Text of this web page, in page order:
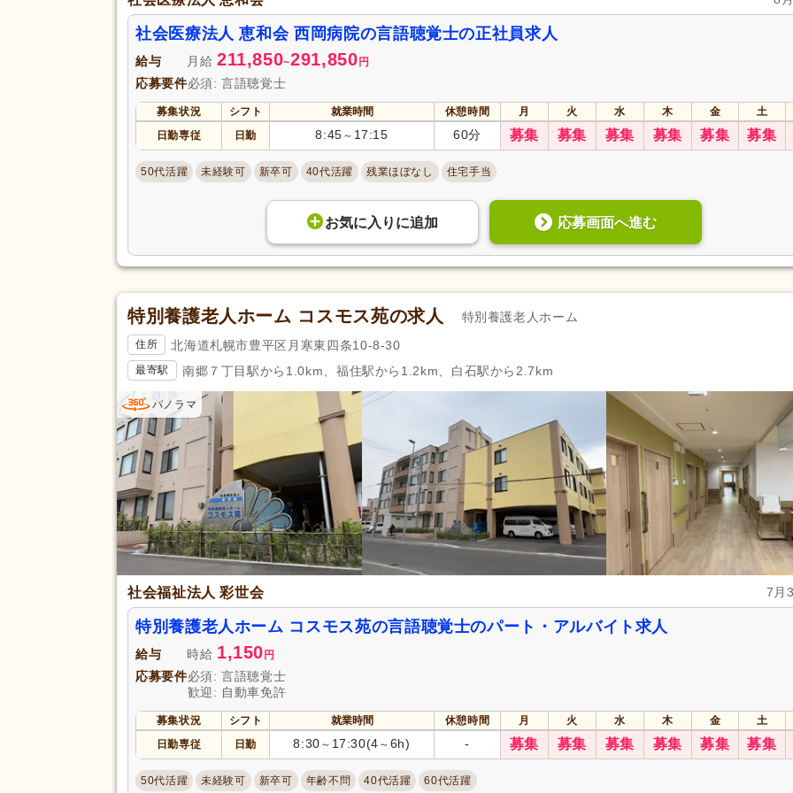
社会医療法人 恵和会 西岡病院の言語聴覚士の正社員求人
給与 月給 211,850~291,850 円
応募要件必須: 言語聴覚士
募集状況 シフト 就業時間 休憩時間 月 火 水 木 金
土
日勤専従
日勤 8:45 ～ 17:15 60分 募集 募集 募集 募集 募集 募集
50代活躍 未経験可 新卒可 40代活躍 残業ほぼなし 住宅手当
お気に入り に追加 応募画面へ進む
特別養護老人ホーム コスモス苑の求人 特別養護老人ホーム
住所 北海道札幌市豊平区月寒東四条10-8-30
最寄駅 南郷７丁目駅から1.0km、福住駅から1.2km、白石駅から2.7km
パノラマ
社会福祉法人 彩世会 7月
特別養護老人ホーム コスモス苑の言語聴覚士のパート・アルバイト求人
給与 時給 1,150 円
応募要件必須: 言語聴覚士
歓迎: 自動車免許
募集状況 シフト 就業時間 休憩時間 月 火 水 木 金
土
日勤専従
日勤 8:30 ～ 17:30(4 ～ 6h) - 募集 募集 募集 募集 募集 募集
50代活躍 未経験可 新卒可 年齢不問 40代活躍 60代活躍